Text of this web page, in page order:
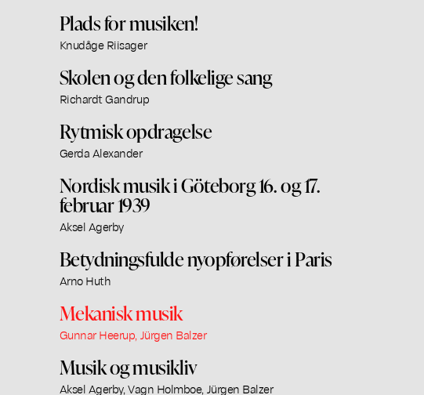
Plads for musiken!
Knudåge Riisager
Skolen og den folkelige sang
Richardt Gandrup
Rytmisk opdragelse
Gerda Alexander
Nordisk musik i Göteborg 16. og 17.
februar 1939
Aksel Agerby
Betydningsfulde nyopførelser i Paris
Arno Huth
Mekanisk musik
Gunnar Heerup, Jürgen Balzer
Musik og musikliv
Aksel Agerby, Vagn Holmboe, Jürgen Balzer